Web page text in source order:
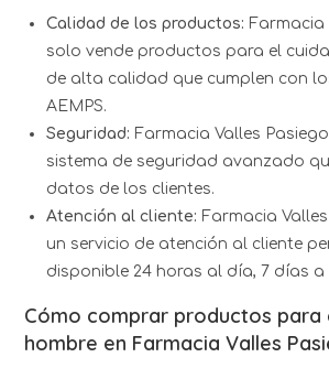
Calidad de los productos: Farmacia
solo vende productos para el
de alta calidad que cumplen con
AEMPS.
Seguridad: Farmacia Valles
sistema de seguridad avanzado
datos de los clientes.
Atención al cliente: Farmacia
un servicio de atención al cliente
disponible 24 horas al día, 7 días a
Cómo comprar productos para
hombre en Farmacia Valles